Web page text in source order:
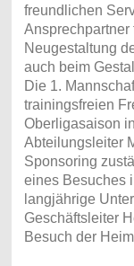
freundlichen
Ansprechpartner
Neugestaltung
auch beim
Die 1.
trainingsfreien
Oberligasaison
Abteilungsleiter
Sponsoring
eines Besuches
langjährige
Geschäftsleiter
Besuch der